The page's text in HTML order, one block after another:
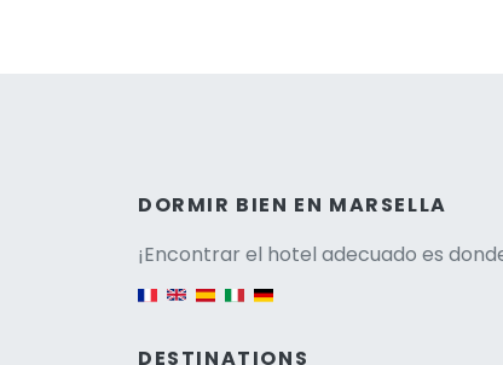
DORMIR BIEN EN MARSELLA
¡Encontrar el hotel adecuado es
DESTINATIONS